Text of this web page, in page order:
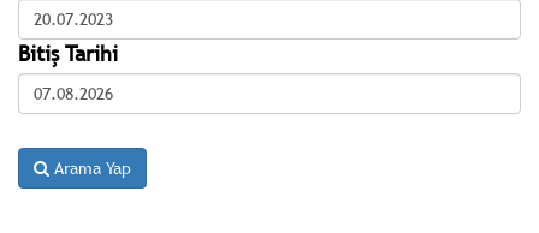
Bitiş Tarihi
Arama Yap